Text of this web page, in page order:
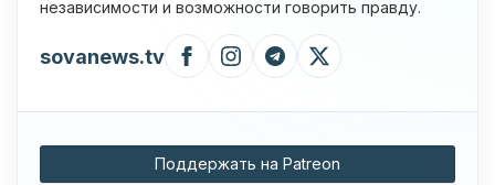
независимости и возможности говорить правду.
sovanews.tv
Поддержать на Patreon